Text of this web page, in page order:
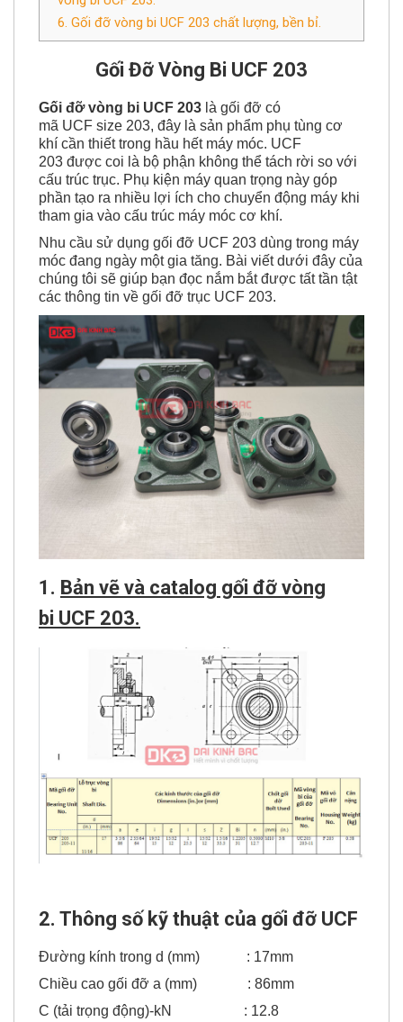
6. Gối đỡ vòng bi UCF 203 chất lượng, bền bỉ.
Gối Đỡ Vòng Bi UCF 203
Gối đỡ vòng bi UCF 203 là gối đỡ có
mã UCF size 203, đây là sản phẩm phụ tùng cơ
khí cần thiết trong hầu hết máy móc. UCF
203 được coi là bộ phận không thể tách rời so với
cấu trúc trục. Phụ kiện máy quan trọng này góp
phần tạo ra nhiều lợi ích cho chuyển động máy khi
tham gia vào cấu trúc máy móc cơ khí.
Nhu cầu sử dụng gối đỡ UCF 203 dùng trong máy
móc đang ngày một gia tăng. Bài viết dưới đây của
chúng tôi sẽ giúp bạn đọc nắm bắt được tất tần tật
các thông tin về gối đỡ trục UCF 203.
1. Bản vẽ và catalog gối đỡ vòng
bi UCF 203.
2. Thông số kỹ thuật của gối đỡ UCF
Đường kính trong d (mm) : 17mm
Chiều cao gối đỡ a (mm) : 86mm
C (tải trọng động)-kN : 12.8